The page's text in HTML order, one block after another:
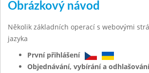
Obrázkový návod
Několik základních operací s webovými
jazyka
První přihlášení
Objednávání, vybírání a